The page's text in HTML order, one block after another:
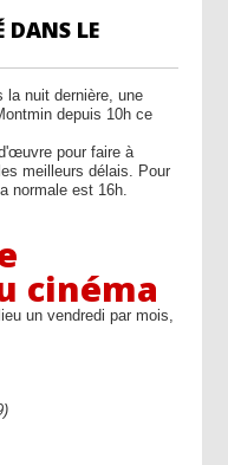
DANS LE
la nuit dernière, une
depuis 10h ce
pour faire à
meilleurs délais. Pour
normale est 16h.
cinéma
un vendredi par mois,